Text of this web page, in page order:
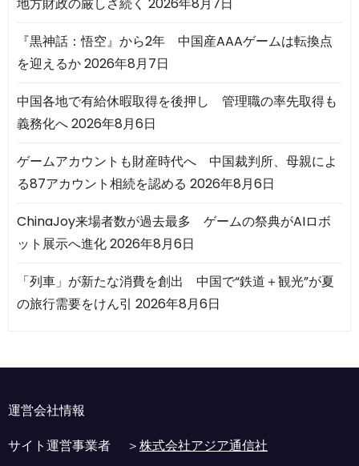
『黒神話：悟空』から2年 中国産AAAゲームは転換点
を迎えるか2026年8月7日
中国各地で有給休暇取得を後押し 管理職の率先取得も
義務化へ2026年8月6日
ゲームアカウントも財産時代へ 中国裁判所、母親によ
る87アカウント相続を認める 2026年8月6日
ChinaJoy来場者数が過去最多 ゲームの祭典がAIロボ
ット展示へ進化2026年8月6日
「列車」が新たな消費を創出 中国で“鉄道＋観光”が夏
の旅行需要をけん引 2026年8月6日
運営会社情報
サイト運営事業者 ＞株式会社アジア通信社